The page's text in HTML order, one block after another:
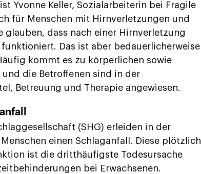
Yvonne Keller, Sozialarbeiterin bei Fragile
für Menschen mit Hirnverletzungen und
glauben, dass nach einer Hirnverletzung
Das ist aber bedauerlicherweise
kommt es zu körperlichen sowie
die Betroffenen sind in der
Betreuung und Therapie angewiesen.
(SHG) erleiden in der
einen Schlaganfall. Diese plötzlich
ist die dritthäufigste Todesursache
bei Erwachsenen.